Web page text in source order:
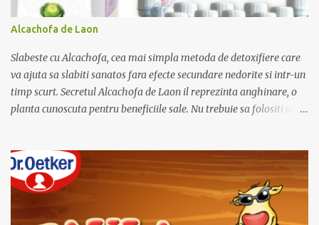
Alcachofa de Laon
Slabeste cu Alcachofa, cea mai simpla metoda de detoxifiere care
va ajuta sa slabiti sanatos fara efecte secundare nedorite si intr-un
timp scurt. Secretul Alcachofa de Laon il reprezinta anghinare, o
planta cunoscuta pentru beneficiile sale. Nu trebuie sa folositi o